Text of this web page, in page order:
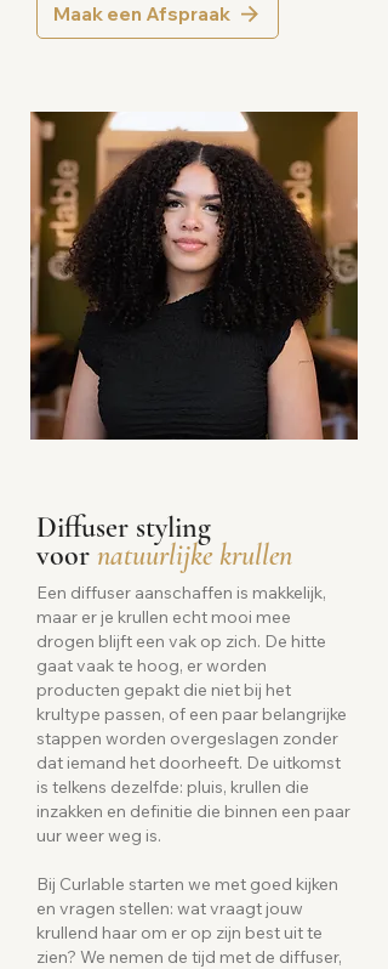
Maak een Afspraak
Diffuser styling
voor natuurlijke krullen
Een diffuser aanschaffen is makkelijk,
maar er je krullen echt mooi mee
drogen blijft een vak op zich. De hitte
gaat vaak te hoog, er worden
producten gepakt die niet bij het
krultype passen, of een paar belangrijke
stappen worden overgeslagen zonder
dat iemand het doorheeft. De uitkomst
is telkens dezelfde: pluis, krullen die
inzakken en definitie die binnen een paar
uur weer weg is.
Bij Curlable starten we met goed kijken
en vragen stellen: wat vraagt jouw
krullend haar om er op zijn best uit te
zien? We nemen de tijd met de diffuser,